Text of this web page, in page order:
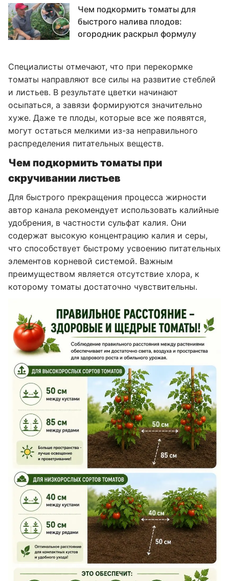
Чем подкормить томаты для
быстрого налива плодов:
огородник раскрыл формулу
Специалисты отмечают, что при перекормке
томаты направляют все силы на развитие стеблей
и листьев. В результате цветки начинают
осыпаться, а завязи формируются значительно
хуже. Даже те плоды, которые все же появятся,
могут остаться мелкими из-за неправильного
распределения питательных веществ.
Чем подкормить томаты при
скручивании листьев
Для быстрого прекращения процесса жирности
автор канала рекомендует использовать калийные
удобрения, в частности сульфат калия. Они
содержат высокую концентрацию калия и серы,
что способствует быстрому усвоению питательных
элементов корневой системой. Важным
преимуществом является отсутствие хлора, к
которому томаты достаточно чувствительны.